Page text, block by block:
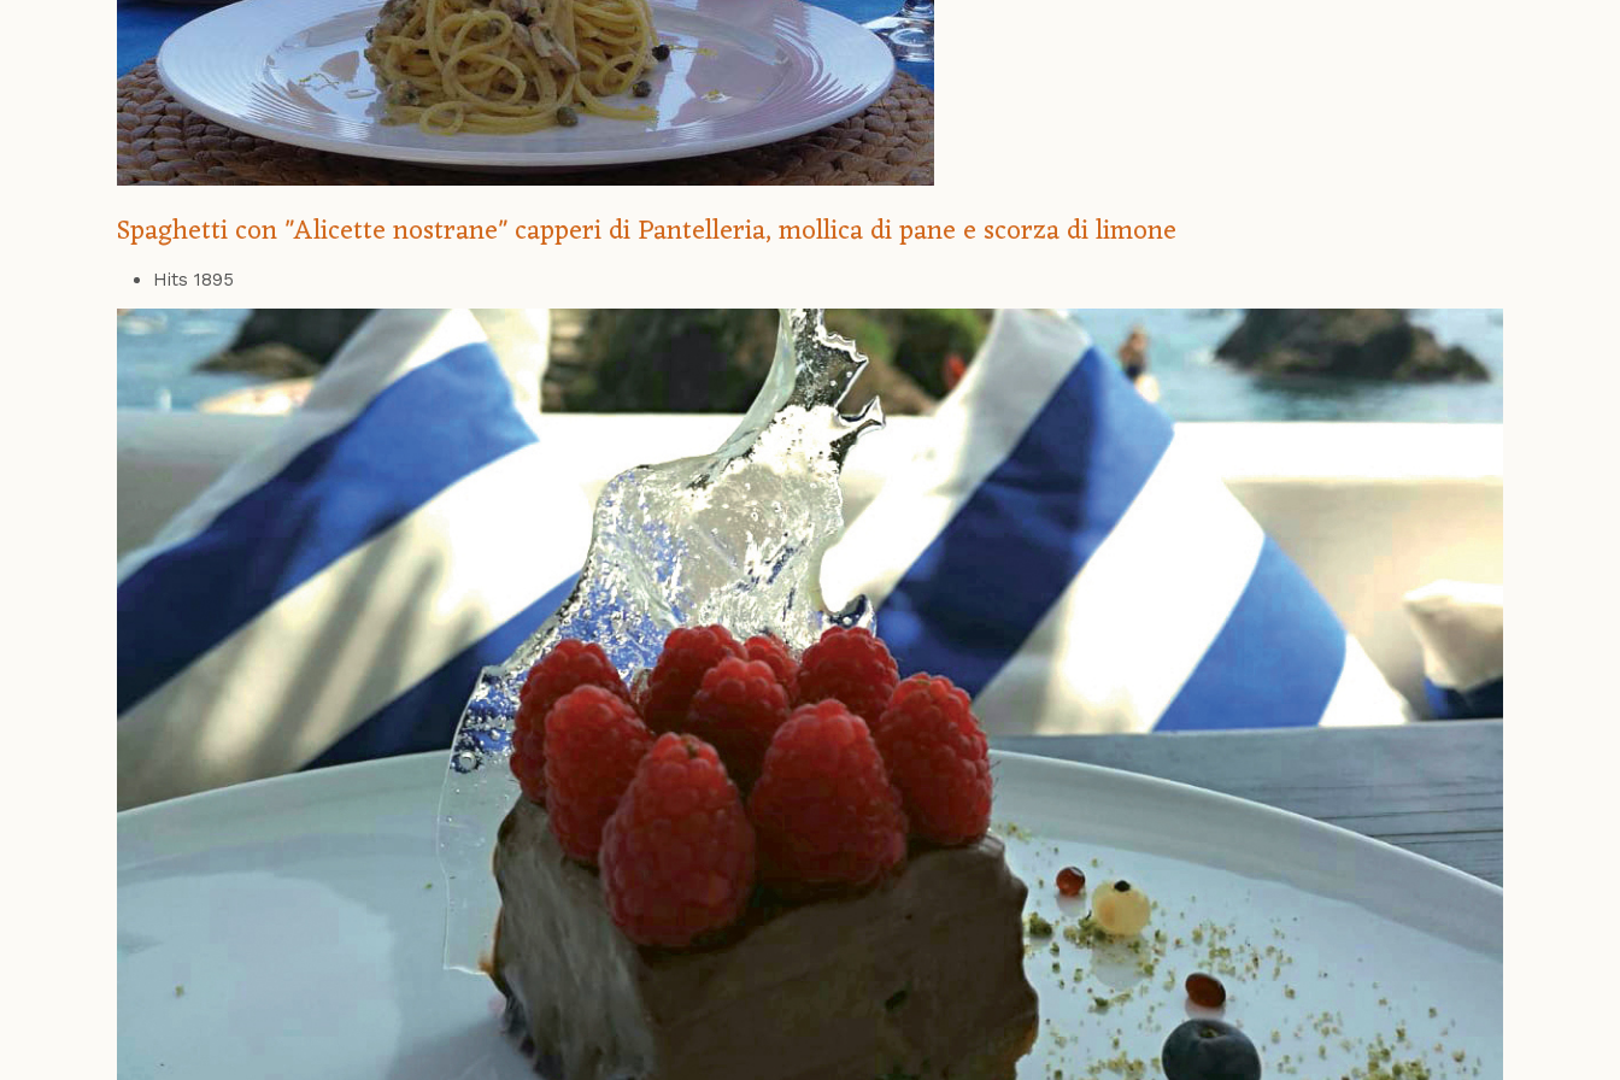
Spaghetti con "Alicette nostrane" capperi di Pantelleria, mollica di pane e scorza di limone
Hits 1895